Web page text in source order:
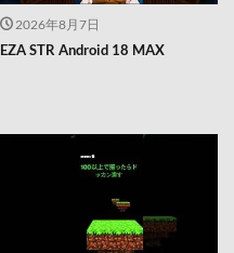
2026年8月7日
EZA STR Android 18 MAX